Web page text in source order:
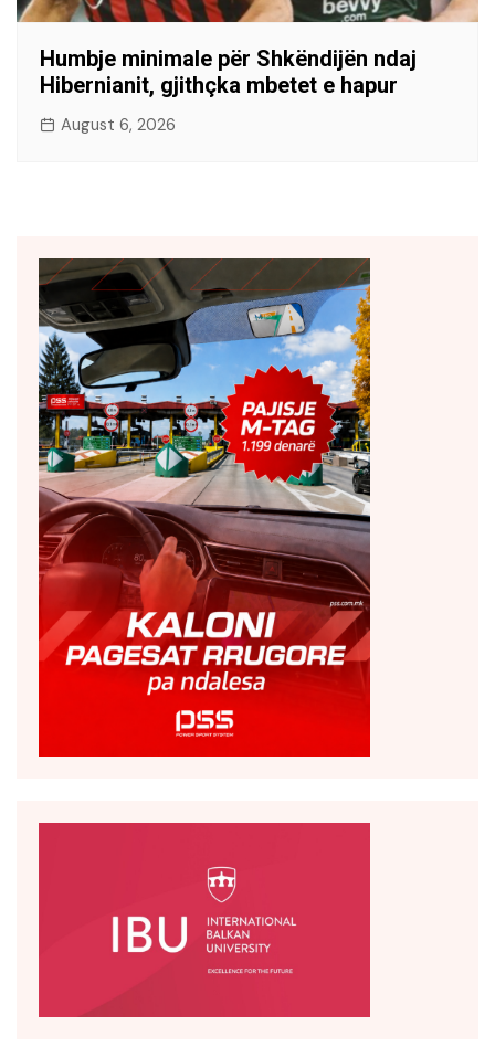
Humbje minimale për Shkëndijën ndaj
Hibernianit, gjithçka mbetet e hapur
August 6, 2026